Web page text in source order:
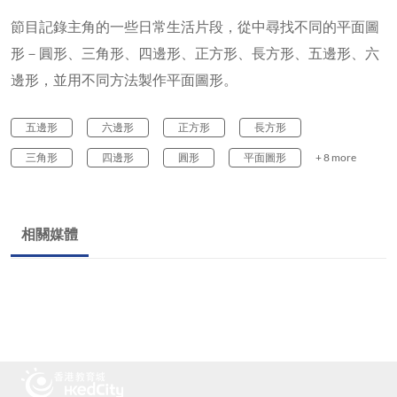
節目記錄主角的一些日常生活片段，從中尋找不同的平面圖
形－圓形、三角形、四邊形、正方形、長方形、五邊形、六
邊形，並用不同方法製作平面圖形。
五邊形 六邊形 正方形 長方形
三角形 四邊形 圓形 平面圖形 + 8 more
相關媒體